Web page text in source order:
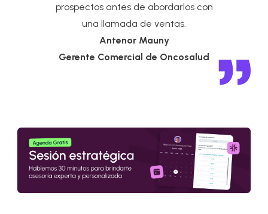
prospectos antes de abordarlos con
una llamada de ventas.
Antenor Mauny
Gerente Comercial de Oncosalud